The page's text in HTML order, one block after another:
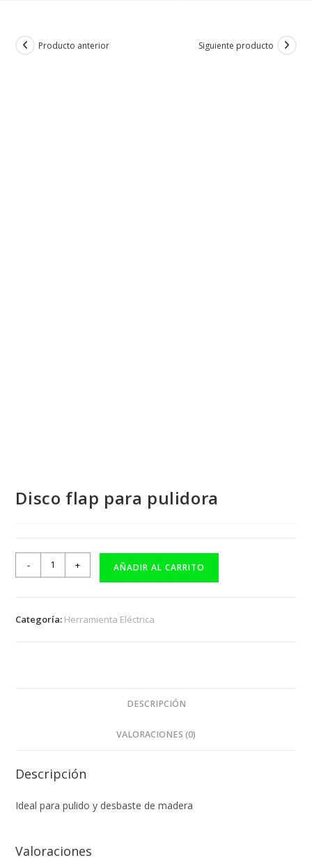
Producto anterior Siguiente producto
Disco flap para pulidora
- + AÑADIR AL CARRITO
Categoría: Herramienta Eléctrica
DESCRIPCIÓN
VALORACIONES (0)
Descripción
Ideal para pulido y desbaste de madera
Valoraciones